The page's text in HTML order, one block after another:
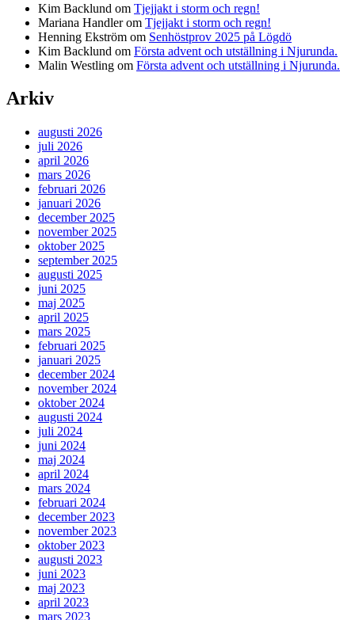
Kim Backlund om Tjejjakt i storm och regn!
Mariana Handlerom Tjejjakt i storm och regn!
Henning Ekström om Senhöstprov 2025 på Lögdö
Kim Backlund om Första advent och utställning i Njurunda.
Malin Westling om Första advent och utställning i Njurunda.
Arkiv
augusti 2026
juli 2026
april 2026
mars 2026
februari 2026
januari 2026
december 2025
november 2025
oktober 2025
september 2025
augusti 2025
juni 2025
maj 2025
april 2025
mars 2025
februari 2025
januari 2025
december 2024
november 2024
oktober 2024
augusti 2024
juli 2024
juni 2024
maj 2024
april 2024
mars 2024
februari 2024
december 2023
november 2023
oktober 2023
augusti 2023
juni 2023
maj 2023
april 2023
mars 2023